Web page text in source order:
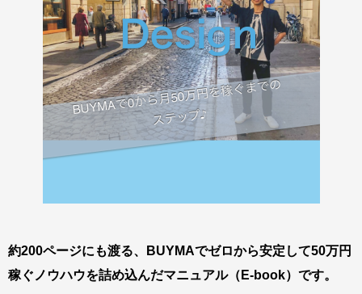
約200ページにも渡る、BUYMAでゼロから安定して50万円
稼ぐノウハウを詰め込んだマニュアル（E-book）です。